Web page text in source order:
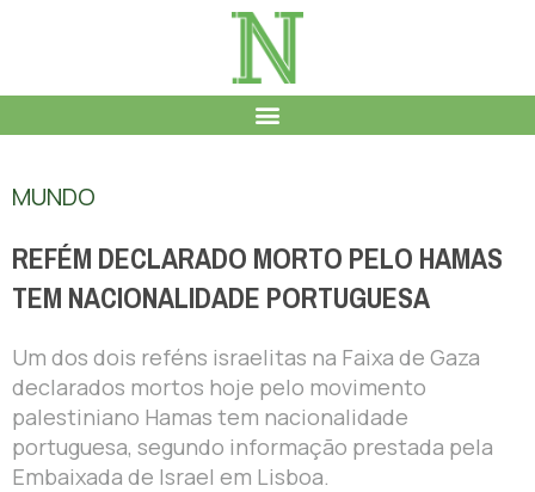
MUNDO
REFÉM DECLARADO MORTO PELO HAMAS
TEM NACIONALIDADE PORTUGUESA
Um dos dois reféns israelitas na Faixa de Gaza
declarados mortos hoje pelo movimento
palestiniano Hamas tem nacionalidade
portuguesa, segundo informação prestada pela
Embaixada de Israel em Lisboa.